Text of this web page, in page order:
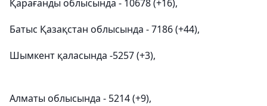
Қарағанды облысында - 10678 (+16),
Батыс Қазақстан облысында - 7186 (+44),
Шымкент қаласында -5257 (+3),
Алматы облысында - 5214 (+9),